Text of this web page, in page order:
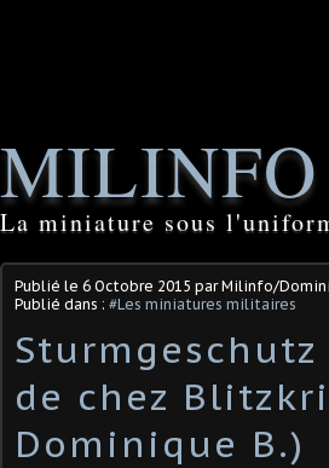
MILINFO
La miniature sous
Publié le 6 Octobre 2015 par Milinfo/
Publié dans : #Les miniatures militaires
de chez
Dominique B.)